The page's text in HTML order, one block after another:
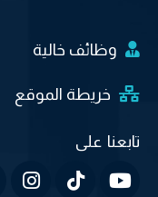
وظائف خالية
خريطة الموقع